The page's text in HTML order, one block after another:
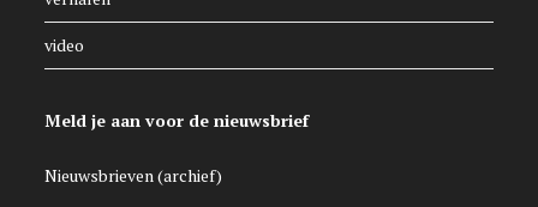
video
Meld je aan voor de nieuwsbrief
Nieuwsbrieven (archief)